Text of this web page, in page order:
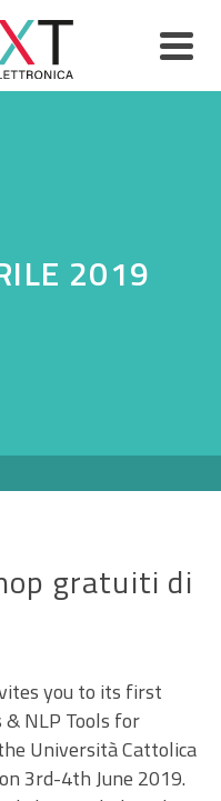
2019
gratuiti di
you to its first
& NLP Tools for
Università Cattolica
3rd-4th June 2019.